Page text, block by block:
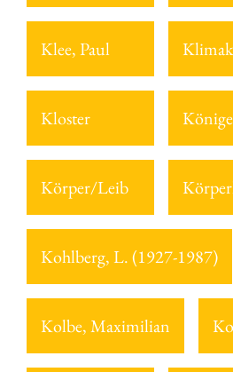
Klee, Paul
Kloster
Körper/Leib
Kohlberg, L. (1927-1987)
Kolbe, Maximilian